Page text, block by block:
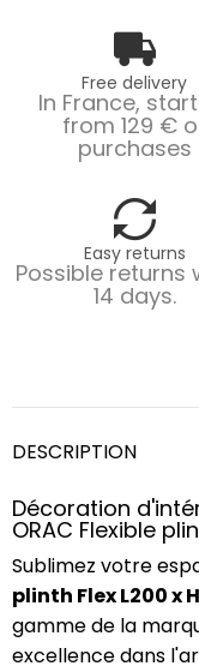
Free delivery
In France,
from 129 €
purchases
Easy returns
Possible returns
14 days.
DESCRIPTION
Décoration
ORAC Flexible
Sublimez votre
plinth Flex L200 x
gamme de la
excellence dans